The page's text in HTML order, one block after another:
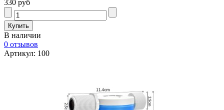
330 руб
В наличии
0 отзывов
Артикул: 100